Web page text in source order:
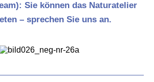
Sie können das Naturatelier
– sprechen Sie uns an.